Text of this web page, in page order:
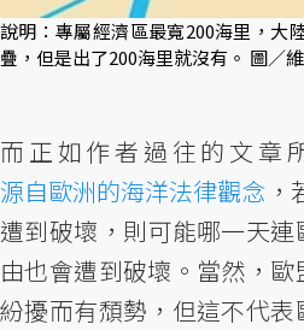
說明：專屬經濟區最寬200海里，大
疊，但是出了200海里就沒有。 圖／
而正如作者過往的文章
源自歐洲的海洋法律觀念
遭到破壞，則可能哪一天
由也會遭到破壞。當然，
紛擾而有頹勢，但這不代表